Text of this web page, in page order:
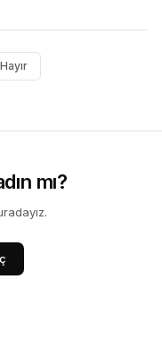
Hayır
mı?